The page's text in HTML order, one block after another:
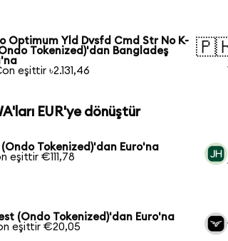
Optimum Yld Dvsfd Cmd Str No K-
Tokenized)'dan Bangladeş
eşittir ৳2.131,46
EUR'ye dönüştür
(Ondo Tokenized)'dan Euro'na
eşittir €111,78
(Ondo Tokenized)'dan Euro'na
eşittir €20,05